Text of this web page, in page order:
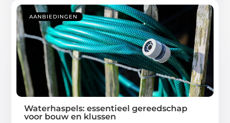
AANBIEDINGEN
Waterhaspels: essentieel gereedschap
voor bouw en klussen